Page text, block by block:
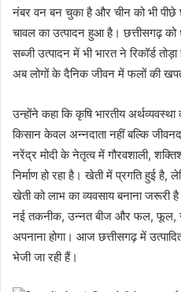
नंबर वन बन चुका है और चीन को भी
चावल का उत्पादन हुआ है। छत्तीसगढ़
सब्जी उत्पादन में भी भारत ने रिकॉर्ड
अब लोगों के दैनिक जीवन में फलों की
उन्होंने कहा कि कृषि भारतीय
किसान केवल अन्नदाता नहीं बल्कि
नरेंद्र मोदी के नेतृत्व में गौरवशाली,
निर्माण हो रहा है। खेती में प्रगति हुई
खेती को लाभ का व्यवसाय बनाना
नई तकनीक, उन्नत बीज और फल, फूल,
अपनाना होगा। आज छत्तीसगढ़ में
भेजी जा रही हैं।